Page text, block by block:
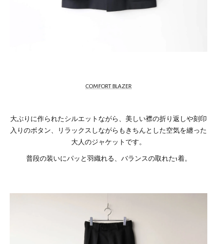
COMFORT BLAZER
大ぶりに作られたシルエットながら、美しい襟の折り返しや刻印
入りのボタン、リラックスしながらもきちんとした空気を纏った
大人のジャケットです。
普段の装いにパッと羽織れる、バランスの取れた1着。